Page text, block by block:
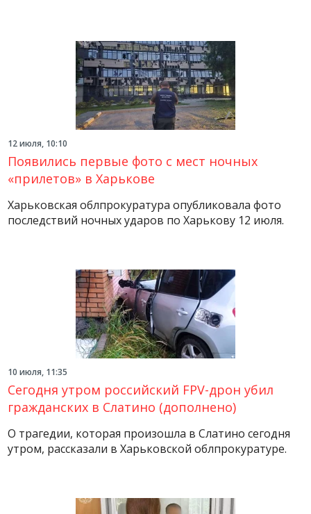
12 июля, 10:10
Появились первые фото с мест ночных
«прилетов» в Харькове
Харьковская облпрокуратура опубликовала фото
последствий ночных ударов по Харькову 12 июля.
10 июля, 11:35
Сегодня утром российский FPV-дрон убил
гражданских в Слатино (дополнено)
О трагедии, которая произошла в Слатино сегодня
утром, рассказали в Харьковской облпрокуратуре.